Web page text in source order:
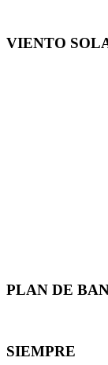
VIENTO
PLAN DE
SIEMPRE